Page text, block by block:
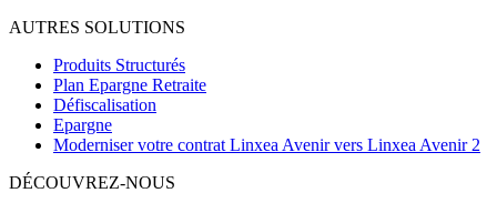
AUTRES SOLUTIONS
Produits Structurés
Plan Epargne Retraite
Défiscalisation
Epargne
Moderniser votre contrat Linxea Avenir vers Linxea Avenir 2
DÉCOUVREZ-NOUS